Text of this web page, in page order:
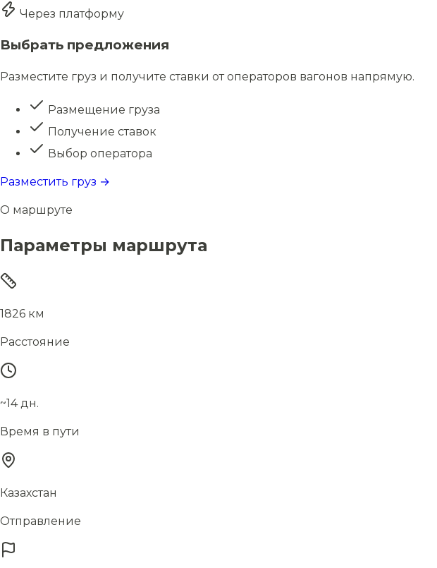
Через платформу
Выбрать предложения
Разместите груз и получите ставки от операторов вагонов напрямую.
Размещение груза
Получение ставок
Выбор оператора
Разместить груз →
О маршруте
Параметры маршрута
1826 км
Расстояние
~14 дн.
Время в пути
Казахстан
Отправление